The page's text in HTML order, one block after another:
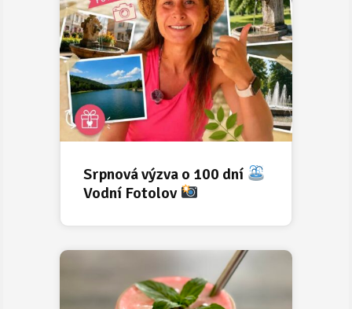
Srpnová výzva o 100 dní
Vodní Fotolov